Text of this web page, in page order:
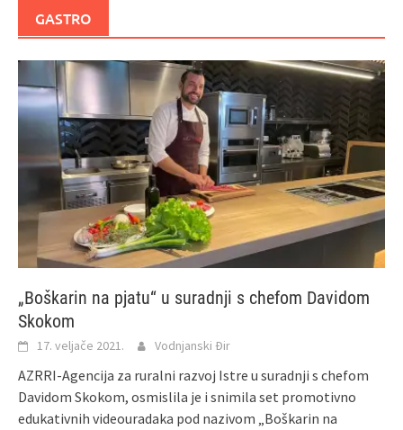
GASTRO
„Boškarin na pjatu“ u suradnji s chefom Davidom
Skokom
17. veljače 2021. Vodnjanski Đir
AZRRI-Agencija za ruralni razvoj Istre u suradnji s chefom
Davidom Skokom, osmislila je i snimila set promotivno
edukativnih videouradaka pod nazivom „Boškarin na